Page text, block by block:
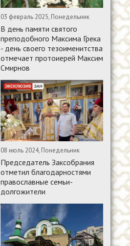
03 февраль 2025, Понедельник
В день памяти святого
преподобного Максима Грека
- день своего тезоименитства
отмечает протоиерей Максим
Смирнов
08 июль 2024, Понедельник
Председатель Заксобрания
отметил благодарностями
православные семьи-
долгожители